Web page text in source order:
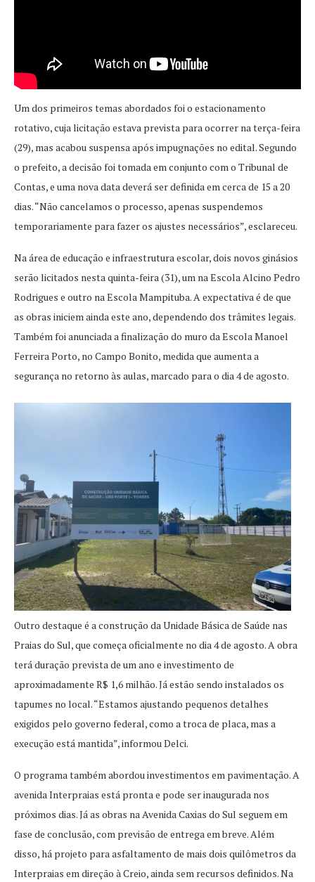
Um dos primeiros temas abordados foi o estacionamento
rotativo, cuja licitação estava prevista para ocorrer na terça-feira
(29), mas acabou suspensa após impugnações no edital. Segundo
o prefeito, a decisão foi tomada em conjunto com o Tribunal de
Contas, e uma nova data deverá ser definida em cerca de 15 a 20
dias. “Não cancelamos o processo, apenas suspendemos
temporariamente para fazer os ajustes necessários”, esclareceu.
Na área de educação e infraestrutura escolar, dois novos ginásios
serão licitados nesta quinta-feira (31), um na Escola Alcino Pedro
Rodrigues e outro na Escola Mampituba. A expectativa é de que
as obras iniciem ainda este ano, dependendo dos trâmites legais.
Também foi anunciada a finalização do muro da Escola Manoel
Ferreira Porto, no Campo Bonito, medida que aumenta a
segurança no retorno às aulas, marcado para o dia 4 de agosto.
Outro destaque é a construção da Unidade Básica de Saúde nas
Praias do Sul, que começa oficialmente no dia 4 de agosto. A obra
terá duração prevista de um ano e investimento de
aproximadamente R$ 1,6 milhão. Já estão sendo instalados os
tapumes no local. “Estamos ajustando pequenos detalhes
exigidos pelo governo federal, como a troca de placa, mas a
execução está mantida”, informou Delci.
O programa também abordou investimentos em pavimentação. A
avenida Interpraias está pronta e pode ser inaugurada nos
próximos dias. Já as obras na Avenida Caxias do Sul seguem em
fase de conclusão, com previsão de entrega em breve. Além
disso, há projeto para asfaltamento de mais dois quilômetros da
Interpraias em direção à Creio, ainda sem recursos definidos. Na